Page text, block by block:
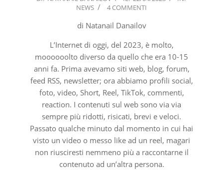
NEWS
4 COMMENTI
di Natanail Danailov
L’Internet di oggi, del 2023, è molto,
moooooolto diverso da quello che era 10-15
anni fa. Prima avevamo siti web, blog, forum,
feed RSS, newsletter; ora abbiamo profili social,
foto, video, Short, Reel, TikTok, commenti,
reaction. I contenuti sul web sono via via
sempre più ridotti, risicati, brevi e veloci.
Passato qualche minuto dal momento in cui hai
visto un video o messo like ad un reel, magari
non riusciresti nemmeno più a raccontarne il
contenuto ad un’altra persona.